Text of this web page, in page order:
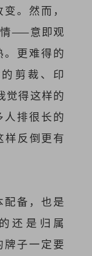
。然而，
——意即观
更难得的
剪裁、印
得这样的
排很长的
反倒更有
备，也是
还是归属
子一定要